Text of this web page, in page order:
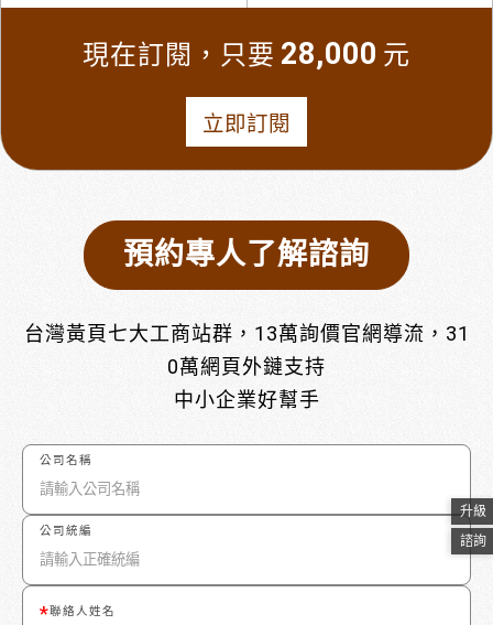
現在訂閱，只要 28,000 元
立即訂閱
預約專人了解諮詢
台灣黃頁七大工商站群，13萬詢價官網導流，31
0萬網頁外鏈支持
中小企業好幫手
公司名稱
公司統編
聯絡人姓名
升級
諮詢